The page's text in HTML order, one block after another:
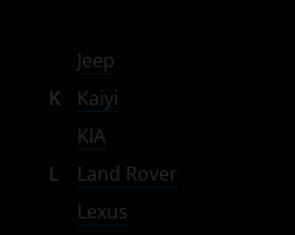
Jeep
K
Kaiyi
KIA
L
Land Rover
Lexus